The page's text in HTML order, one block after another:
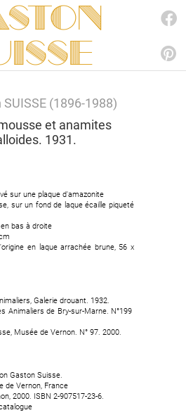
SUISSE (1896-1988)
et anamites
1931.
sur une plaque d'amazonite
sur un fond de laque écaille piqueté
bas à droite
en laque arrachée brune, 56 x
Galerie drouant. 1932.
Animaliers de Bry-sur-Marne. N°199
Musée de Vernon. N° 97. 2000.
Gaston Suisse.
de Vernon, France
2000. ISBN 2-907517-23-6.
sur une plaque d'amazonite
sur un fond de laque écaille piqueté
bas à droite
en laque arrachée brune, 56 x
Galerie drouant. 1932.
Animaliers de Bry-sur-Marne. N°199
Musée de Vernon. N° 97. 2000.
Gaston Suisse.
de Vernon, France
2000. ISBN 2-907517-23-6.